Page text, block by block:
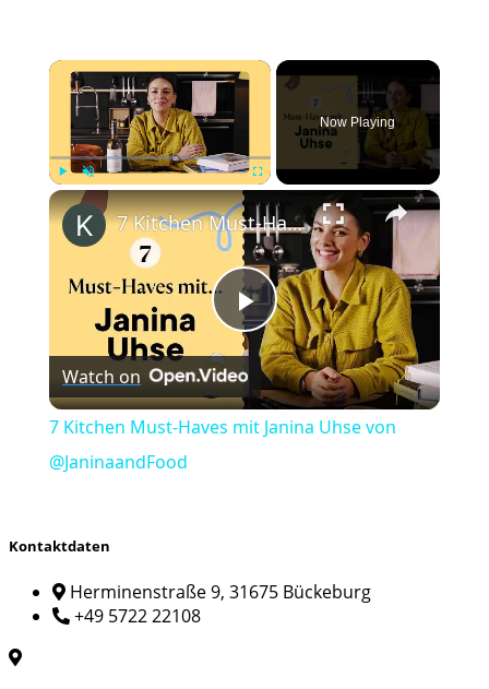
×
Play Unmute
Now Playing
×
Play
Video
7 Kitchen Must-Haves mit Janina Uhse von @JaninaandFood
Watch on
7 Kitchen Must-Haves mit Janina Uhse von
@JaninaandFood
Kontaktdaten
Herminenstraße 9, 31675 Bückeburg
+49 5722 22108